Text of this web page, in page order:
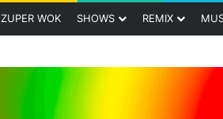
ZUPER WOK SHOWS REMIX